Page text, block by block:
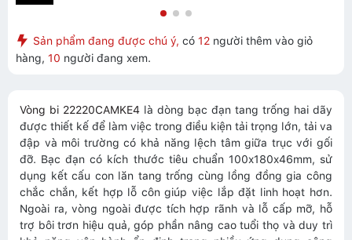
Sản phẩm đang được chú ý, có 12 người thêm vào giỏ
hàng, 10 người đang xem.
Vòng bi 22220CAMKE4 là dòng bạc đạn tang trống hai dãy
được thiết kế để làm việc trong điều kiện tải trọng lớn, tải va
đập và môi trường có khả năng lệch tâm giữa trục với gối
đỡ. Bạc đạn có kích thước tiêu chuẩn 100x180x46mm, sử
dụng kết cấu con lăn tang trống cùng lồng đồng gia công
chắc chắn, kết hợp lỗ côn giúp việc lắp đặt linh hoạt hơn.
Ngoài ra, vòng ngoài được tích hợp rãnh và lỗ cấp mỡ, hỗ
trợ bôi trơn hiệu quả, góp phần nâng cao tuổi thọ và duy trì